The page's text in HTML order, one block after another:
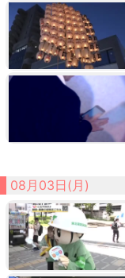
08月03日(月)